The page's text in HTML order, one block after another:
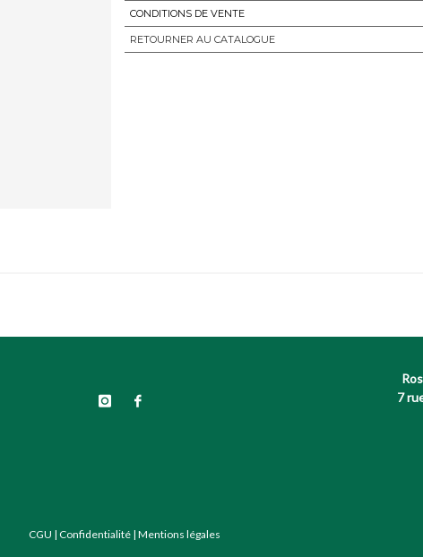
CONDITIONS DE VENTE
RETOURNER AU CATALOGUE
7
CGU | Confidentialité | Mentions légales